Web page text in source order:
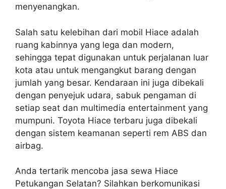
menyenangkan.
Salah satu kelebihan dari mobil Hiace adalah
ruang kabinnya yang lega dan modern,
sehingga tepat digunakan untuk perjalanan luar
kota atau untuk mengangkut barang dengan
jumlah yang besar. Kendaraan ini juga dibekali
dengan penyejuk udara, sabuk pengaman di
setiap seat dan multimedia entertainment yang
mumpuni. Toyota Hiace terbaru juga dibekali
dengan sistem keamanan seperti rem ABS dan
airbag.
Anda tertarik mencoba jasa sewa Hiace
Petukangan Selatan? Silahkan berkomunikasi